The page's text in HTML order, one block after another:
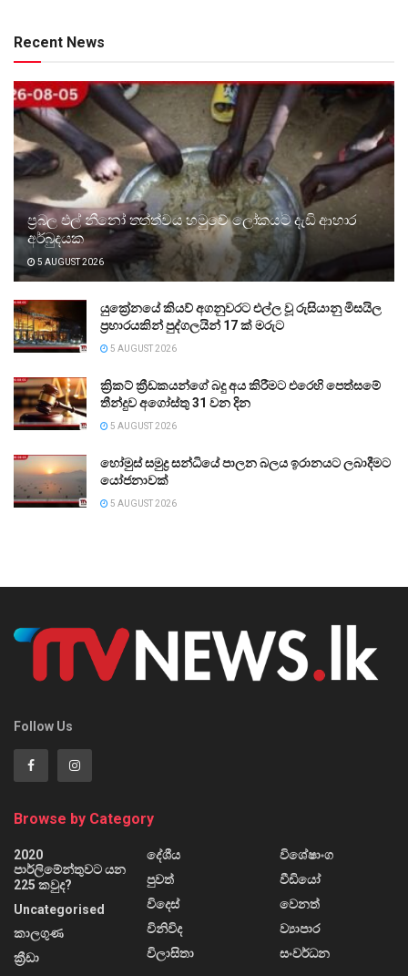
Recent News
ප්‍රබල එල් නීනෝ තත්ත්වය හමුවේ ලෝකයට දැඩි ආහාර
අර්බුදයක
5 AUGUST 2026
යුක්‍රේනයේ කියව් අගනුවරට එල්ල වූ රුසියානු මිසයිල
ප්‍රහාරයකින් පුද්ගලයින් 17 ක් මරුට
5 AUGUST 2026
ක්‍රිකට් ක්‍රීඩකයන්ගේ බදු අය කිරීමට එරෙහි පෙත්සමේ
තීන්දුව අගෝස්තු 31 වන දින
5 AUGUST 2026
හෝමුස් සමුද්‍ර සන්ධියේ පාලන බලය ඉරානයට ලබාදීමට
යෝජනාවක්
5 AUGUST 2026
Follow Us
Browse by Category
2020
පාර්ලිමේන්තුවට යන
225 කවුද?
Uncategorised
කාලගුණ
ක්‍රීඩා
දේශීය
පුවත්
විදෙස්
විනිවිද
විලාසිතා
විශේෂාංග
වීඩියෝ
වෙනත්
ව්‍යාපාර
සංවර්ධන